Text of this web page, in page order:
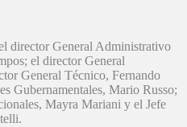
director General Administrativo
el director General
General Técnico, Fernando
Gubernamentales, Mario Russo;
Mayra Mariani y el Jefe